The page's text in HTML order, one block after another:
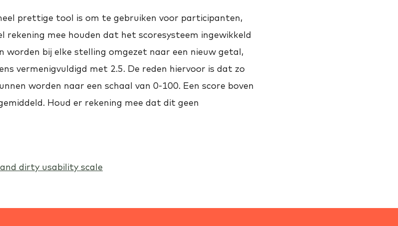
prettige tool is om te gebruiken voor participanten,
rekening mee houden dat het scoresysteem ingewikkeld
worden bij elke stelling omgezet naar een nieuw getal,
vermenigvuldigd met 2.5. De reden hiervoor is dat zo
worden naar een schaal van 0-100. Een score boven
Houd er rekening mee dat dit geen
dirty usability scale